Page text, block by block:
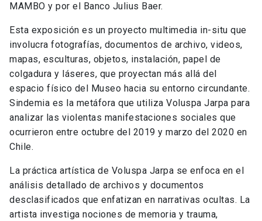
MAMBO y por el Banco Julius Baer.
Esta exposición es un proyecto multimedia in-situ que
involucra fotografías, documentos de archivo, videos,
mapas, esculturas, objetos, instalación, papel de
colgadura y láseres, que proyectan más allá del
espacio físico del Museo hacia su entorno circundante.
Sindemia es la metáfora que utiliza Voluspa Jarpa para
analizar las violentas manifestaciones sociales que
ocurrieron entre octubre del 2019 y marzo del 2020 en
Chile.
La práctica artística de Voluspa Jarpa se enfoca en el
análisis detallado de archivos y documentos
desclasificados que enfatizan en narrativas ocultas. La
artista investiga nociones de memoria y trauma,